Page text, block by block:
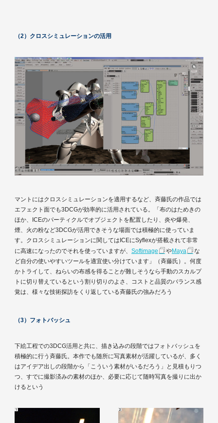
（2）クロスシミュレーションの活用
マントにはクロスシミュレーションを適用するなど、斉藤氏の作品では
エフェクト面でも3DCGが効率的に活用されている。「布のはためきの
ほか、ICEのパーティクルでオブジェクトを配置したり、炎や爆発、
煙、火の粉など3DCGが活用できそうな場面では積極的に使っていま
す。クロスシミュレーションに関してはICEにSyflexが搭載されて非常
に高速になったのでそれを使っていますが、 Softimage やMaya
な
ど自分の使いやすいツールを適宜使い分けています」（斉藤氏）。何度
かトライして、ねらいの布感を得ることが難しそうなら手動のスカルプ
トに切り替えているという割り切りのよさ、コストと品質のバランス感
覚は、様々な技術探訪をくり返している斉藤氏の強みだろう
（3）フォトバッシュ
下絵工程での3DCG活用と共に、描き込みの段階ではフォトバッシュを
積極的に行う斉藤氏。本作でも随所に写真素材が活躍しているが、多く
はアイデア出しの段階から「こういう素材がいるだろう」と見積もりつ
つ、すでに撮影済みの素材のほか、必要に応じて随時写真を撮りに出か
けるという